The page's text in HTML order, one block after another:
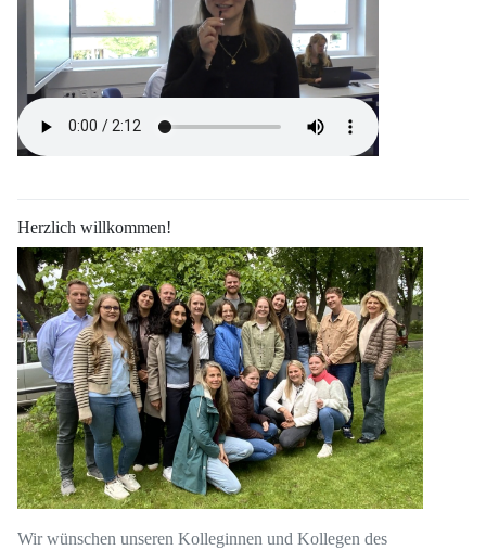
Herzlich willkommen!
Wir wünschen unseren Kolleginnen und Kollegen des